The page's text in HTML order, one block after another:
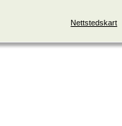
Nettstedskart